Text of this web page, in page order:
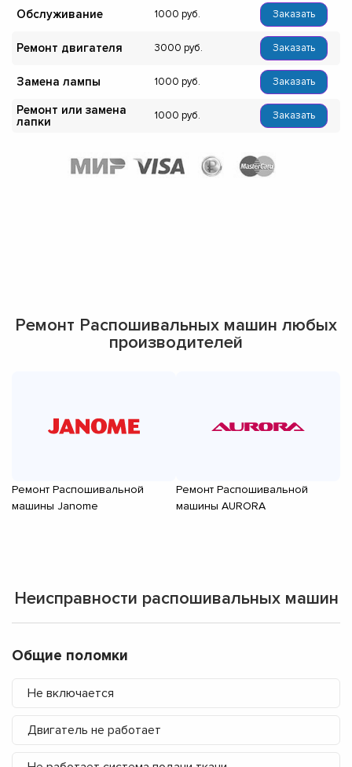
Обслуживание 1000 Заказать
Ремонт двигателя 3000 Заказать
Замена лампы 1000 Заказать
Ремонт или замена
лапки
1000 Заказать
Ремонт Распошивальных машин любых
производителей
Ремонт Распошивальной
машины Janome
Ремонт Распошивальной
машины AURORA
Неисправности распошивальных машин
Общие поломки
Не включается
Двигатель не работает